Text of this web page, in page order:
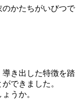
かたちがいびつで
き出した特徴を踏
できました。
うか。